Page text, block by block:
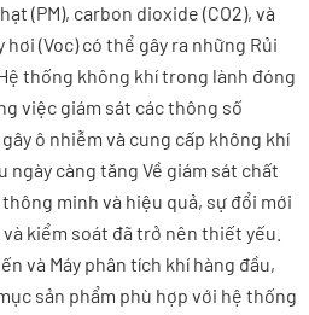
(PM), carbon dioxide (CO2), và
(Voc) có thể gây ra những Rủi
thống không khí trong lành đóng
việc giám sát các thông số
ô nhiễm và cung cấp không khí
ngày càng tăng Về giám sát chất
minh và hiệu quả, sự đổi mới
kiểm soát đã trở nên thiết yếu.
và Máy phân tích khí hàng đầu,
sản phẩm phù hợp với hệ thống